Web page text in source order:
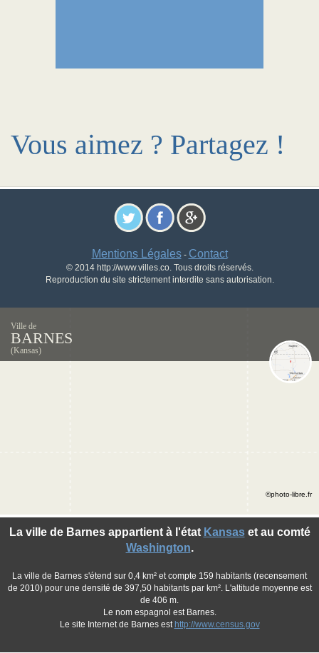
Vous aimez ? Partagez !
Mentions Légales- Contact
© 2014 http://www.villes.co. Tous droits réservés.
Reproduction du site strictement interdite sans autorisation.
Ville de
BARNES
(Kansas)
La ville de Barnes appartient à l'état Kansaset au comté
Washington.
La ville de Barnes s'étend sur 0,4 km² et compte 159 habitants (recensement
de 2010) pour une densité de 397,50 habitants par km². L'altitude moyenne est
de 406 m.
Le nom espagnol est Barnes.
Le site Internet de Barnes est http://www.census.gov
©photo-libre.fr